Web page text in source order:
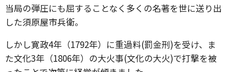
当局の弾圧にも屈することなく多くの名著を世に送り出
した須原屋市兵衛。
しかし寛政4年（1792年）に重過料(罰金刑)を受け、ま
た文化3年（1806年）の大火事(文化の大火)で打撃を被